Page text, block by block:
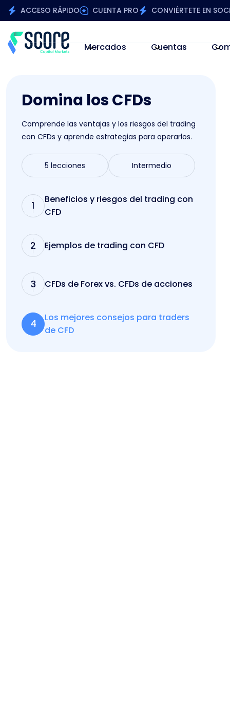
ACCESO RÁPIDO CUENTA PRO CONVIÉRTETE EN
Mercados Cuentas
Domina los CFDs
Comprende las ventajas y los riesgos del trading
con CFDs y aprende estrategias para operarlos.
5 lecciones Intermedio
1
Beneficios y riesgos del trading con
CFD
2 Ejemplos de trading con CFD
3 CFDs de Forex vs. CFDs de acciones
4
Los mejores consejos para traders
de CFD